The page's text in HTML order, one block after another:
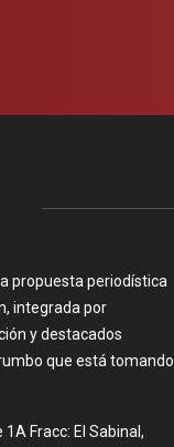
propuesta periodística
integrada por
y destacados
que está tomando
Fracc: El Sabinal,